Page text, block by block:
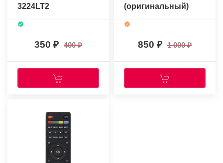
3224LT2
350 400
(оригинальный)
850 1 000